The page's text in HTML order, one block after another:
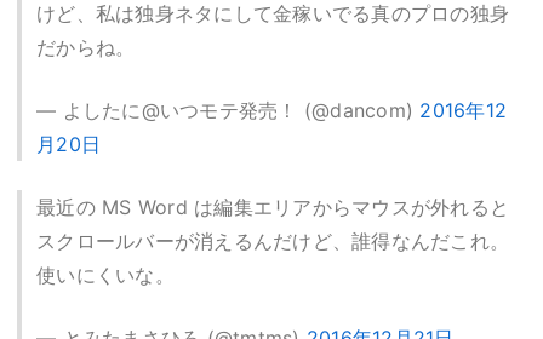
けど、私は独身ネタにして金稼いでる真のプロの独身
だからね。
— よしたに@いつモテ発売！ (@dancom) 2016年12
月20日
最近の MS Word は編集エリアからマウスが外れると
スクロールバーが消えるんだけど、誰得なんだこれ。
使いにくいな。